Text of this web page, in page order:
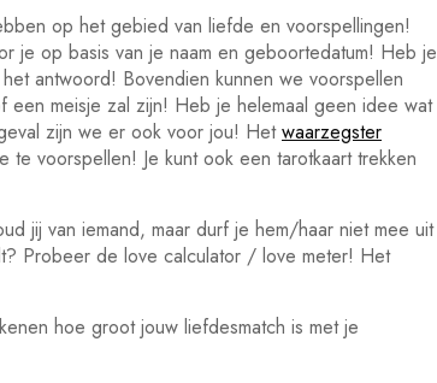
op het gebied van liefde en voorspellingen!
je op basis van je naam en geboortedatum! Heb je
antwoord! Bovendien kunnen we voorspellen
meisje zal zijn! Heb je helemaal geen idee wat
zijn we er ook voor jou! Hetwaarzegster
voorspellen! Je kunt ook een tarotkaart trekken
jij van iemand, maar durf je hem/haar niet mee uit
Probeer de love calculator / love meter! Het
hoe groot jouw liefdesmatch is met je